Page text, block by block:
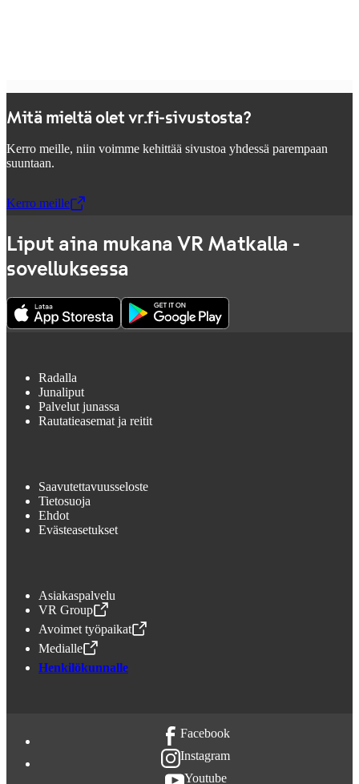
Mitä mieltä olet vr.fi-sivustosta?
Kerro meille, niin voimme kehittää sivustoa yhdessä parempaan
suuntaan.
Kerro meille
,Avataan uudessa välilehdessä
Liput aina mukana VR Matkalla -
sovelluksessa
Radalla
Junaliput
Palvelut junassa
Rautatieasemat ja reitit
Saavutettavuusseloste
Tietosuoja
Ehdot
Evästeasetukset
Asiakaspalvelu
VR Group
,Avataan uudessa välilehdessä
Avoimet työpaikat
,Avataan uudessa välilehdessä
Medialle
,Avataan uudessa välilehdessä
Henkilökunnalle
Facebook
Instagram
Youtube